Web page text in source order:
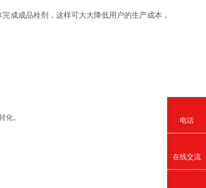
成成品栓剂，这样可大大降低用户的生产成本，
化。
电话
在线交流